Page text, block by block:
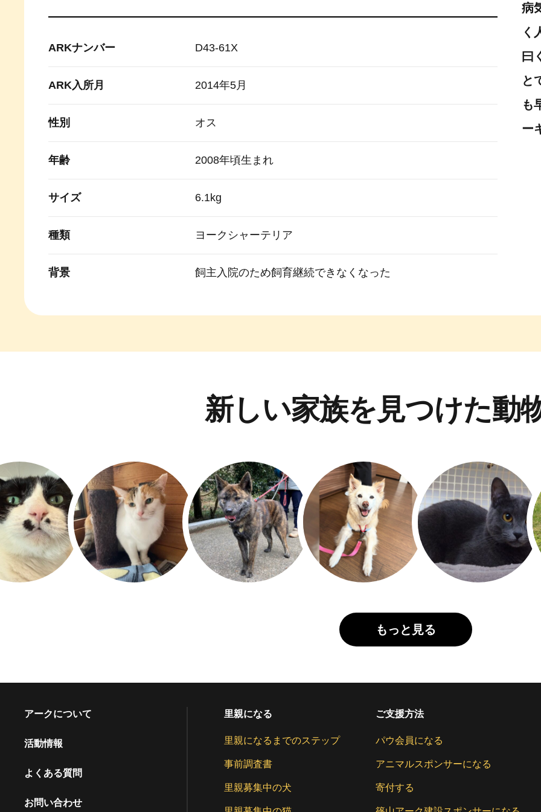
ARKナンバー D43-61X
ARK入所月 2014年5月
性別 オス
年齢 2008年頃生まれ
サイズ 6.1kg
種類 ヨークシャーテリア
背景 飼主入院のため飼育継続できなくなった
病
く
曰
と
も
ー
新しい家族を見つけた動
もっと見る
アークについて
活動情報
よくある質問
お問い合わせ
里親になる
里親になるまでのステップ
事前調査書
里親募集中の犬
ご支援方法
パウ会員になる
アニマルスポンサーになる
寄付する